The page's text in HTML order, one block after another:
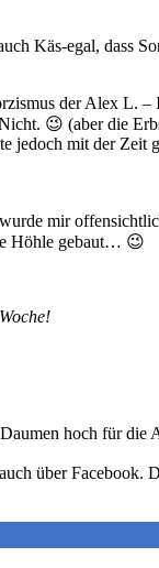
Käs-egal, dass
der Alex L. –
😉 (aber die
jedoch mit der Zeit
mir
Höhle gebaut… 😉
hoch für die
über Facebook.